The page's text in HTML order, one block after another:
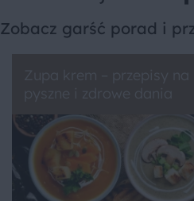
Zobacz garść porad i